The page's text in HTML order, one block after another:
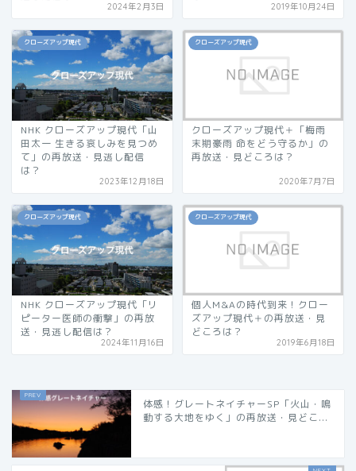
2024年2月3日 2019年10月24日
クローズアップ現代
NHK クローズアップ現代「山
田太一 生きる哀しみを見つめ
て」の再放送・見逃し配信
は？
2023年12月18日
クローズアップ現代
クローズアップ現代＋「梅雨
末期豪雨 命をどう守るか」の
再放送・見どころは？
2020年7月7日
クローズアップ現代
NHK クローズアップ現代「リ
ピーター医師の衝撃」の再放
送・見逃し配信は？
2024年11月16日
クローズアップ現代
個人M&Aの時代到来！クロー
ズアップ現代＋の再放送・見
どころは？
2019年6月18日
体感！グレートネイチャーSP「火山・鳴
動する大地をゆく」の再放送・見どこ...